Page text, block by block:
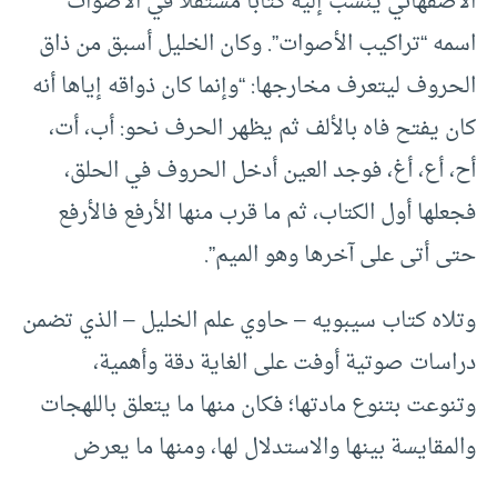
اسمه “تراكيب الأصوات”. وكان الخليل أسبق من ذاق
الحروف ليتعرف مخارجها: “وإنما كان ذواقه إياها أنه
كان يفتح فاه بالألف ثم يظهر الحرف نحو: أب، أت،
أح، أع، أغ، فوجد العين أدخل الحروف في الحلق،
فجعلها أول الكتاب، ثم ما قرب منها الأرفع فالأرفع
حتى أتى على آخرها وهو الميم”.
وتلاه كتاب سيبويه – حاوي علم الخليل – الذي تضمن
دراسات صوتية أوفت على الغاية دقة وأهمية،
وتنوعت بتنوع مادتها؛ فكان منها ما يتعلق باللهجات
والمقايسة بينها والاستدلال لها، ومنها ما يعرض